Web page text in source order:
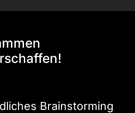
Brainstorming